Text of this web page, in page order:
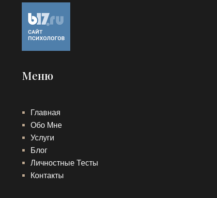
Меню
Главная
Обо Мне
Услуги
Блог
Личностные Тесты
Контакты